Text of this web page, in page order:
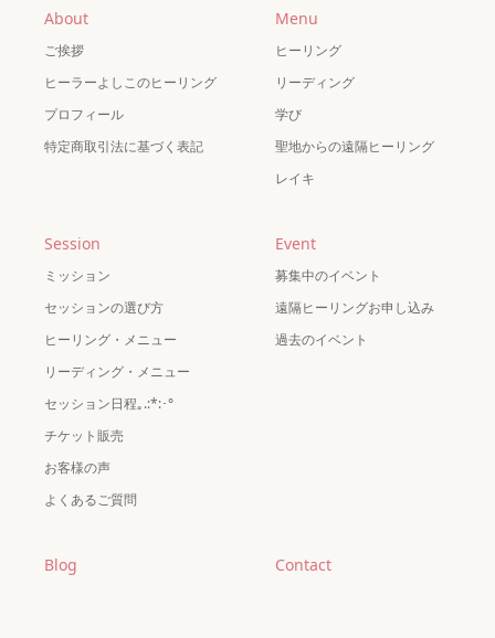
About
ご挨拶
ヒーラーよしこのヒーリング
プロフィール
特定商取引法に基づく表記
Menu
ヒーリング
リーディング
学び
聖地からの遠隔ヒーリング
レイキ
Session
ミッション
セッションの選び方
ヒーリング・メニュー
リーディング・メニュー
セッション日程｡.:*:･°
チケット販売
お客様の声
よくあるご質問
Event
募集中のイベント
遠隔ヒーリングお申し込み
過去のイベント
Blog Contact